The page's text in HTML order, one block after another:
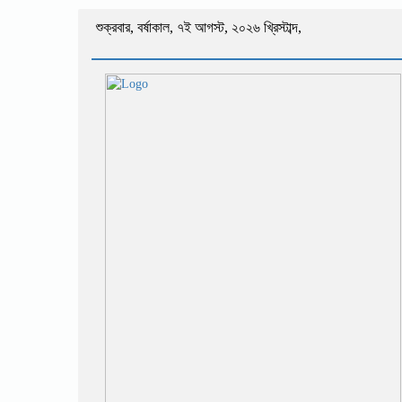
শুক্রবার, বর্ষাকাল, ৭ই আগস্ট, ২০২৬ খ্রিস্টাব্দ,